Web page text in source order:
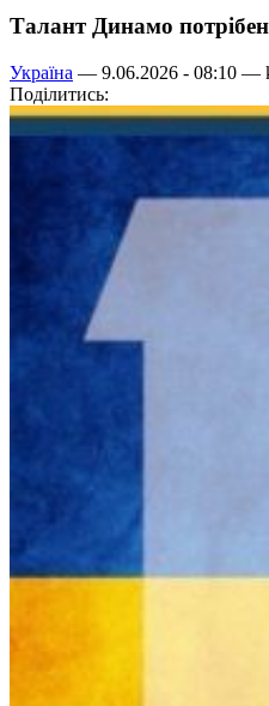
Талант Динамо
Україна — 9.06.2026 - 08:10 —
Поділитись: